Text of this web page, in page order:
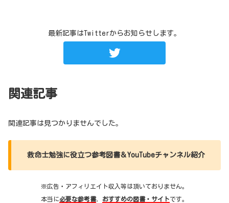
最新記事はTwitterからお知らせします。
関連記事
関連記事は見つかりませんでした。
救命士勉強に役立つ参考図書＆YouTubeチャンネル紹介
※広告・アフィリエイト収入等は頂いておりません。
本当に必要な参考書， おすすめの図書・サイトです。